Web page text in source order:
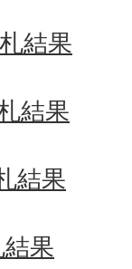
結果
結果
結果
果